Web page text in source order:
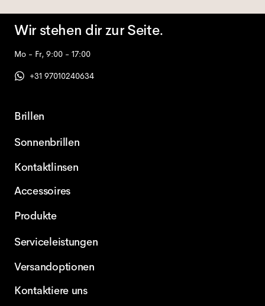
Wir stehen dir zur Seite.
Mo - Fr, 9:00 - 17:00
+31 97010240634
Brillen
Sonnenbrillen
Kontaktlinsen
Accessoires
Produkte
Serviceleistungen
Versandoptionen
Kontaktiere uns